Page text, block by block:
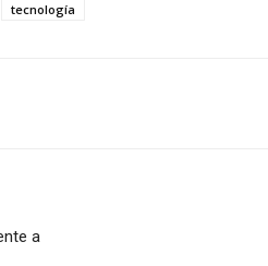
tecnología
a